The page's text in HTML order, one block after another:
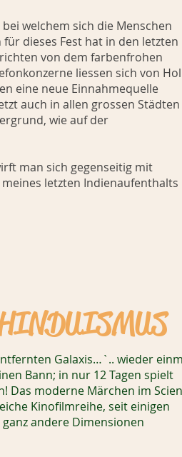
welchem sich die Menschen
dieses Fest hat in den letzten
von dem farbenfrohen
liessen sich von
eine neue Einnahmequelle
auch in allen grossen Städten
wie auf der
man sich gegenseitig mit
letzten Indienaufenthalts
Galaxis…`.. wieder
Bann; in nur 12 Tagen spielt
Das moderne Märchen im
Kinofilmreihe, seit einigen
andere Dimensionen